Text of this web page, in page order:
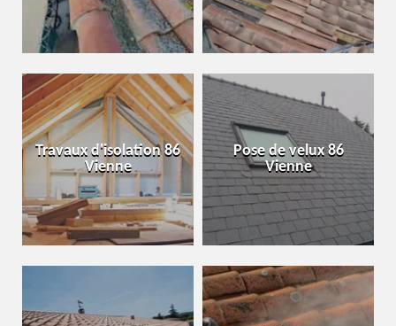
Travaux d'isolation 86
Vienne
Pose de velux 86
Vienne